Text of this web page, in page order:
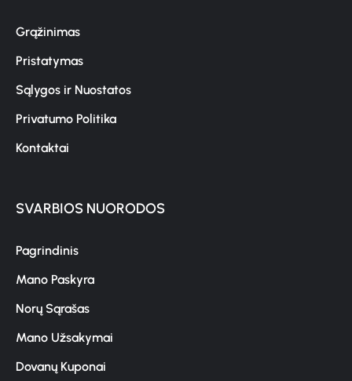
Grąžinimas
Pristatymas
Sąlygos ir Nuostatos
Privatumo Politika
Kontaktai
SVARBIOS NUORODOS
Pagrindinis
Mano Paskyra
Norų Sąrašas
Mano Užsakymai
Dovanų Kuponai